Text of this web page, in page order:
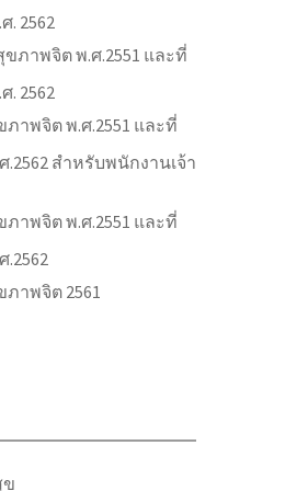
. 2562
ภาพจิต พ.ศ.2551 และที่
. 2562
าพจิต พ.ศ.2551 และที่
สำหรับพนักงานเจ้า
าพจิต พ.ศ.2551 และที่
าพจิต 2561
ข